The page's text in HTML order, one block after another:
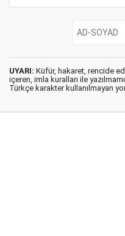
UYARI: Küfür, hakaret, rencide
içeren, imla kuralları ile
Türkçe karakter kullanılmayan